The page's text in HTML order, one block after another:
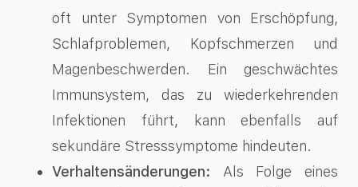
oft unter Symptomen von Erschöpfung,
Schlafproblemen, Kopfschmerzen und
Magenbeschwerden. Ein geschwächtes
Immunsystem, das zu wiederkehrenden
Infektionen führt, kann ebenfalls auf
sekundäre Stresssymptome hindeuten.
Verhaltensänderungen: Als Folge eines